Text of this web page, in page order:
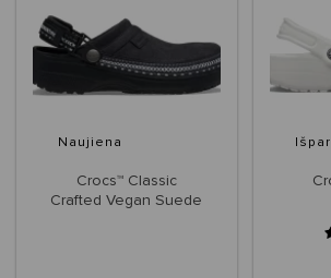
Naujiena
Crocs™ Classic
Crafted Vegan Suede